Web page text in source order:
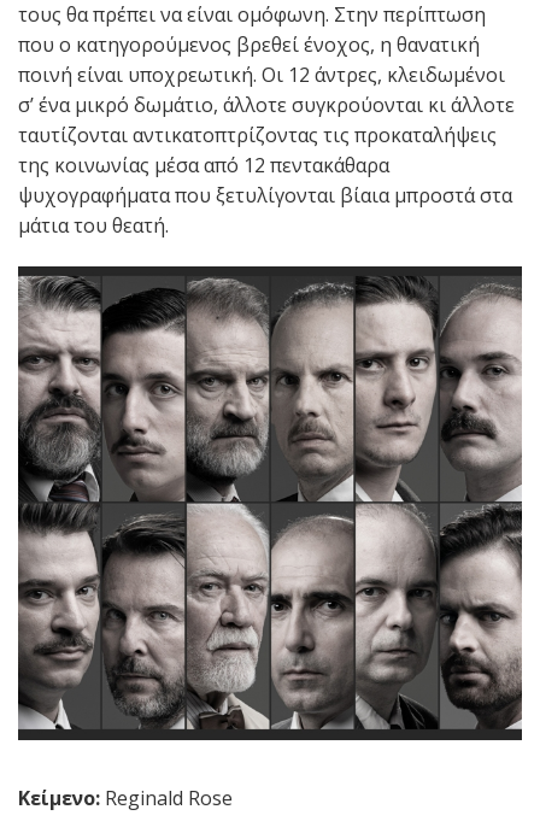
τους θα πρέπει να είναι ομόφωνη. Στην περίπτωση
που ο κατηγορούμενος βρεθεί ένοχος, η θανατική
ποινή είναι υποχρεωτική. Οι 12 άντρες, κλειδωμένοι
σ’ ένα μικρό δωμάτιο, άλλοτε συγκρούονται κι άλλοτε
ταυτίζονται αντικατοπτρίζοντας τις προκαταλήψεις
της κοινωνίας μέσα από 12 πεντακάθαρα
ψυχογραφήματα που ξετυλίγονται βίαια μπροστά στα
μάτια του θεατή.
Κείμενο: Reginald Rose